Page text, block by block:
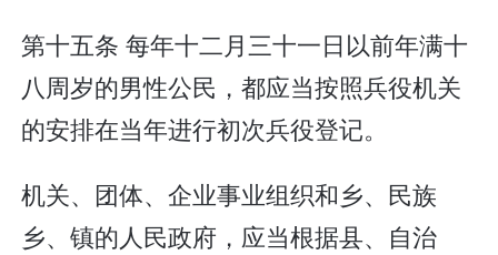
第十五条 每年十二月三十一日以前年满十
八周岁的男性公民，都应当按照兵役机关
的安排在当年进行初次兵役登记。
机关、团体、企业事业组织和乡、民族
乡、镇的人民政府，应当根据县、自治